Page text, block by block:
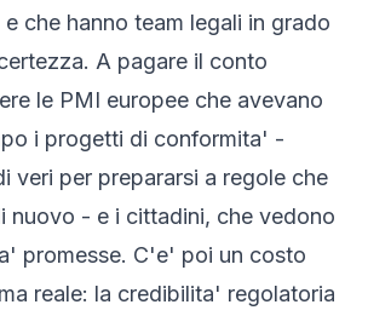
che hanno team legali in grado
A pagare il conto
le PMI europee che avevano
i progetti di conformita' -
veri per prepararsi a regole che
nuovo - e i cittadini, che vedono
promesse. C'e' poi un costo
reale: la credibilita' regolatoria